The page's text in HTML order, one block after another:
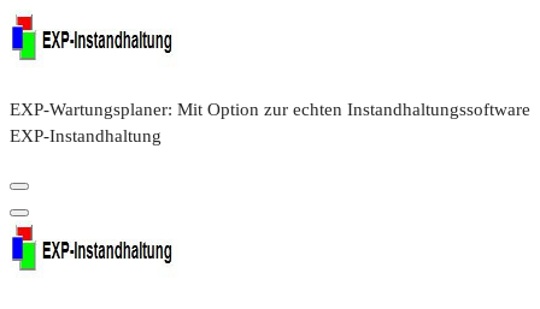
Zum
Inhalt
EXP-Wartungsplaner: Mit Option zur echten Instandhaltungssoftware
EXP-Instandhaltung